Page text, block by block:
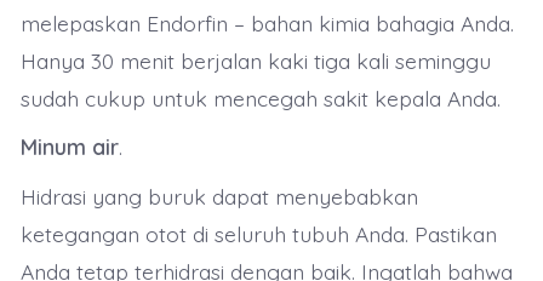
melepaskan Endorfin – bahan kimia bahagia Anda.
Hanya 30 menit berjalan kaki tiga kali seminggu
sudah cukup untuk mencegah sakit kepala Anda.
Minum air.
Hidrasi yang buruk dapat menyebabkan
ketegangan otot di seluruh tubuh Anda. Pastikan
Anda tetap terhidrasi dengan baik. Ingatlah bahwa